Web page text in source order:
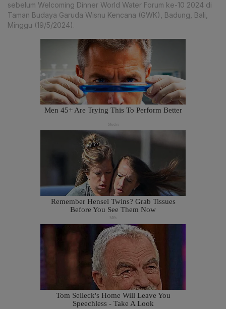
sebelum Welcoming Dinner World Water Forum ke-10 2024 di
Taman Budaya Garuda Wisnu Kencana (GWK), Badung, Bali,
Minggu (19/5/2024).